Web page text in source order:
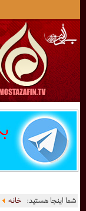
شما اینجا هستید:خانه